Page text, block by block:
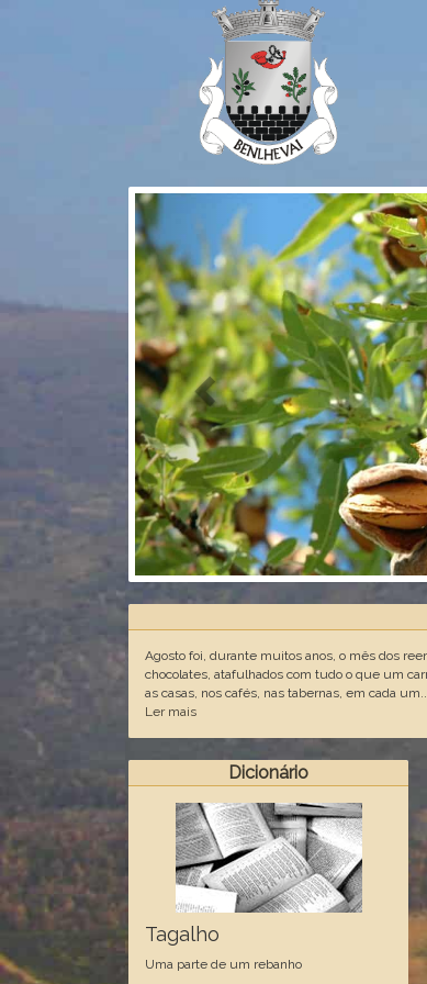
Previous
Agosto foi, durante muitos anos, o mês dos
chocolates, atafulhados com tudo o que um
as casas, nos cafés, nas tabernas, em cada
Ler mais
Dicionário
Tagalho
Uma parte de um rebanho